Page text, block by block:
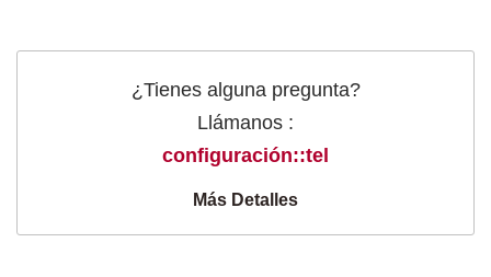
¿Tienes alguna pregunta?
Llámanos :
configuración::tel
Más Detalles